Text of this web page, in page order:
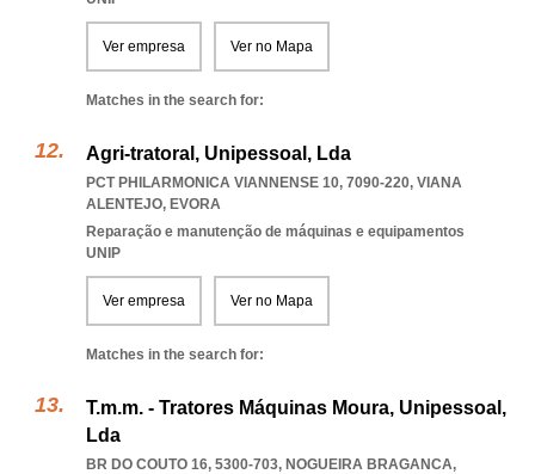
Ver empresa Ver no Mapa
Matches in the search for:
Agri-tratoral, Unipessoal, Lda
PCT PHILARMONICA VIANNENSE 10, 7090-220, VIANA
ALENTEJO, EVORA
Reparação e manutenção de máquinas e equipamentos
UNIP
Ver empresa Ver no Mapa
Matches in the search for:
T.m.m. - Tratores Máquinas Moura, Unipessoal,
Lda
BR DO COUTO 16, 5300-703, NOGUEIRA BRAGANCA,